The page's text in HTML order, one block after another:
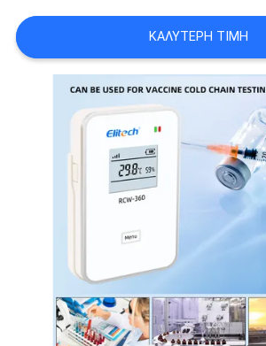
POLICY
ΚΑΛΎΤΕΡΗ ΤΙΜΉ